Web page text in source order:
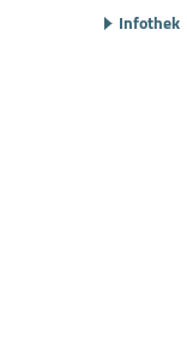
Infothek